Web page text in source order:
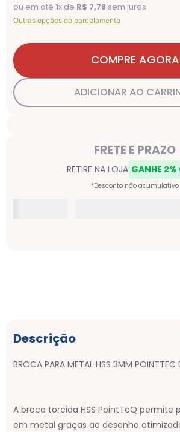
ou em até1x de R$ 7,78 sem juros
Outras opções de parcelamento
COMPRE AGORA
ADICIONAR AO
Descrição
BROCA PARA METAL HSS 3MM POINTTEC
A broca torcida HSS PointTeQ permite
em metal graças ao desenho